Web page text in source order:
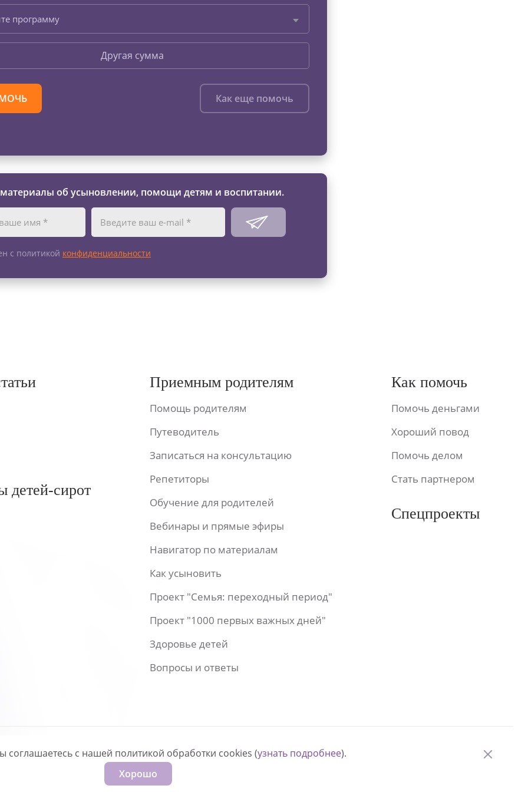
программу
Другая сумма
Как еще помочь
об усыновлении, помощи детям и воспитании.
с политикой конфиденциальности
детей-сирот
Приемным родителям
Помощь родителям
Путеводитель
Записаться на консультацию
Репетиторы
Обучение для родителей
Вебинары и прямые эфиры
Навигатор по материалам
Как усыновить
Проект "Семья: переходный период"
Проект "1000 первых важных дней"
Здоровье детей
Вопросы и ответы
Как помочь
Помочь деньгами
Хороший повод
Помочь делом
Стать партнером
Спецпроекты
соглашаетесь с нашей политикой обработки cookies (узнать подробнее).
Хорошо